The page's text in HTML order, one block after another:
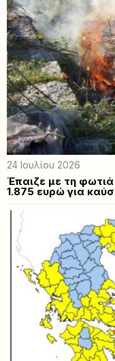
24 Ιουλίου 2026
Έπαιζε με τη
1.875 ευρώ για